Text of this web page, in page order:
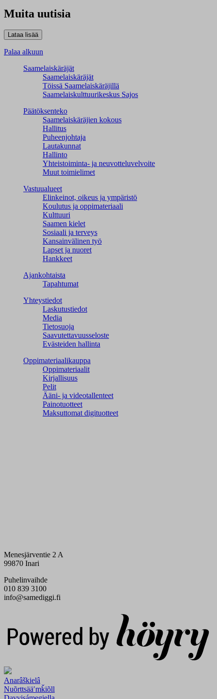
Muita uutisia
Palaa alkuun
Saamelaiskäräjät
Saamelaiskäräjät
Töissä Saamelaiskäräjillä
Saamelaiskulttuuri­keskus Sajos
Päätöksenteko
Saamelaiskäräjien kokous
Hallitus
Puheenjohtaja
Lautakunnat
Hallinto
Yhteistoiminta- ja neuvotteluvelvoite
Muut toimielimet
Vastuualueet
Elinkeinot, oikeus ja ympäristö
Koulutus ja oppimateriaali
Kulttuuri
Saamen kielet
Sosiaali ja terveys
Kansainvälinen työ
Lapset ja nuoret
Hankkeet
Ajankohtaista
Tapahtumat
Yhteystiedot
Laskutustiedot
Media
Tietosuoja
Saavutettavuusseloste
Evästeiden hallinta
Oppimateriaalikauppa
Oppimateriaalit
Kirjallisuus
Pelit
Ääni- ja videotallenteet
Painotuotteet
Maksuttomat digituotteet
Menesjärventie 2 A
99870 Inari
Puhelinvaihde
010 839 3100
info@samediggi.fi
Anarâškielâ
Nuõrttsääʹmǩiõll